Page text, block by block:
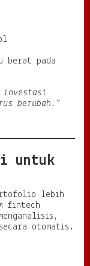
berat pada
investasi
berubah.”
untuk
lebih
fintech
otomatis.